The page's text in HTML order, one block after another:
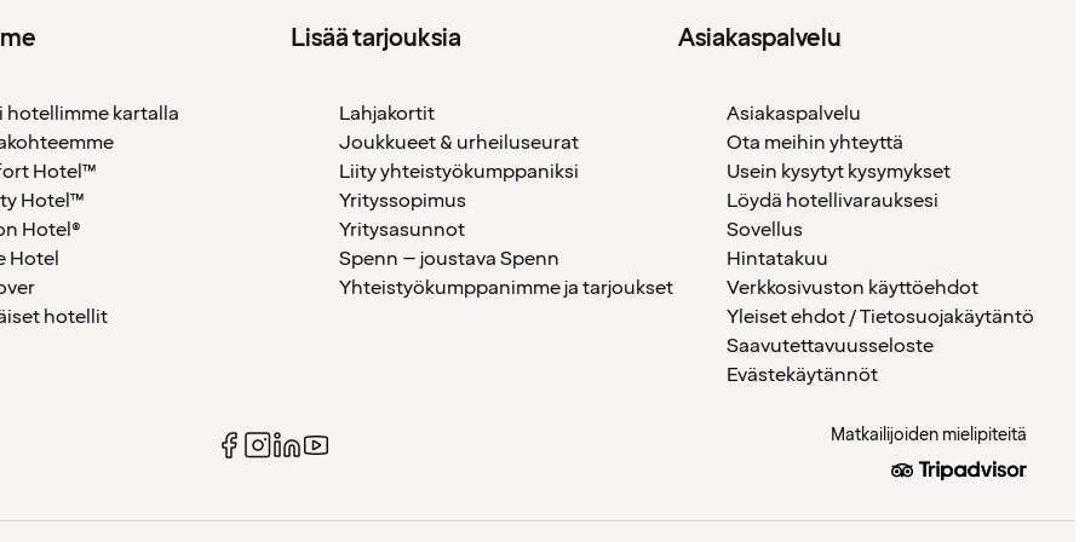
hotellimme kartalla
Hotel™
Hotel™
Hotel®
Hotel
hotellit
Lisää tarjouksia
Lahjakortit
Joukkueet & urheiluseurat
Liity yhteistyökumppaniksi
Yrityssopimus
Yritysasunnot
Spenn – joustava Spenn
Yhteistyökumppanimme ja tarjoukset
Asiakaspalvelu
Asiakaspalvelu
Ota meihin yhteyttä
Usein kysytyt kysymykset
Löydä hotellivarauksesi
Sovellus
Hintatakuu
Verkkosivuston käyttöehdot
Yleiset ehdot / Tietosuojakäytäntö
Saavutettavuusseloste
Evästekäytännöt
Matkailijoiden mielipiteitä